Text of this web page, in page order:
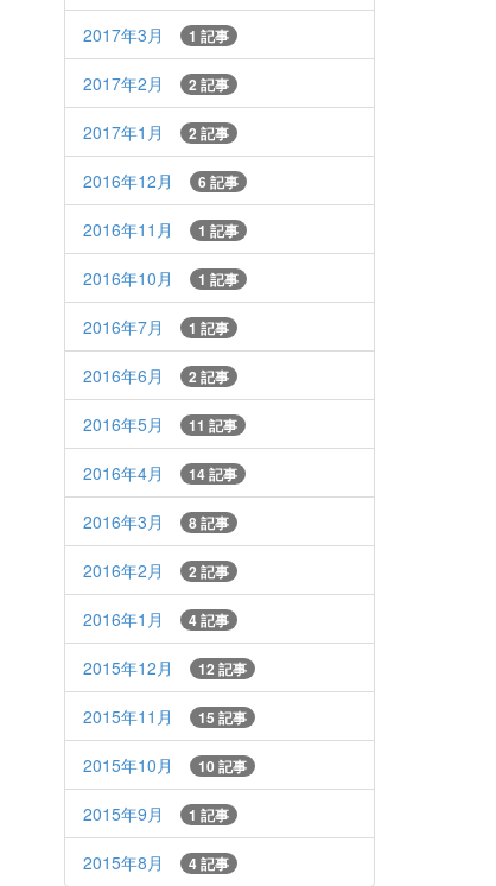
2017年3月 1 記事
2017年2月 2 記事
2017年1月 2 記事
2016年12月 6 記事
2016年11月 1 記事
2016年10月 1 記事
2016年7月 1 記事
2016年6月 2 記事
2016年5月 11 記事
2016年4月 14 記事
2016年3月 8 記事
2016年2月 2 記事
2016年1月 4 記事
2015年12月 12 記事
2015年11月 15 記事
2015年10月 10 記事
2015年9月 1 記事
2015年8月 4 記事